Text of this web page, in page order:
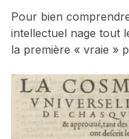
Pour bien
intellectuel nage tout
la première « vraie »